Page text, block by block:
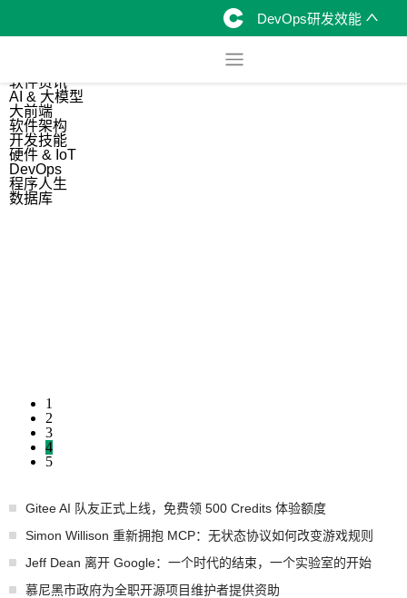
DevOps研发效能
软件资讯
AI & 大模型
大前端
软件架构
开发技能
硬件 & IoT
DevOps
程序人生
数据库
1
2
3
4
5
Gitee AI 队友正式上线，免费领 500 Credits 体验额度
Simon Willison 重新拥抱 MCP：无状态协议如何改变游戏规则
Jeff Dean 离开 Google：一个时代的结束，一个实验室的开始
慕尼黑市政府为全职开源项目维护者提供资助